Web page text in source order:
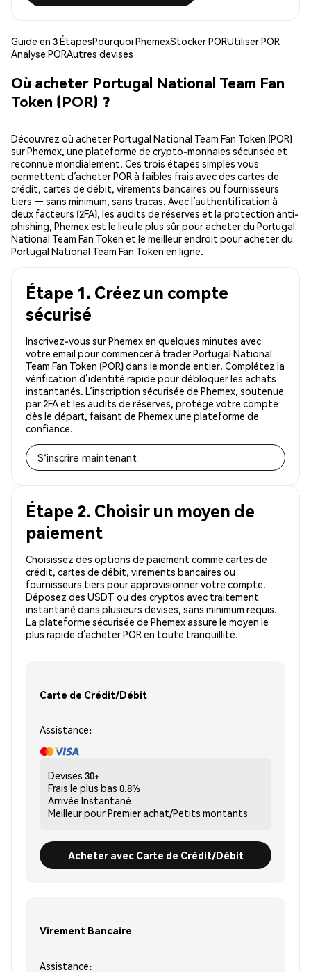
Guide en 3 ÉtapesPourquoi PhemexStocker PORUtiliser POR
Analyse PORAutres devises
Où acheter Portugal National Team Fan
Token (POR) ?
Découvrez où acheter Portugal National Team Fan Token (POR)
sur Phemex, une plateforme de crypto-monnaies sécurisée et
reconnue mondialement. Ces trois étapes simples vous
permettent d’acheter POR à faibles frais avec des cartes de
crédit, cartes de débit, virements bancaires ou fournisseurs
tiers — sans minimum, sans tracas. Avec l’authentification à
deux facteurs (2FA), les audits de réserves et la protection anti-
phishing, Phemex est le lieu le plus sûr pour acheter du Portugal
National Team Fan Token et le meilleur endroit pour acheter du
Portugal National Team Fan Token en ligne.
Étape 1. Créez un compte
sécurisé
Inscrivez-vous sur Phemex en quelques minutes avec
votre email pour commencer à trader Portugal National
Team Fan Token (POR) dans le monde entier. Complétez la
vérification d’identité rapide pour débloquer les achats
instantanés. L’inscription sécurisée de Phemex, soutenue
par 2FA et les audits de réserves, protège votre compte
dès le départ, faisant de Phemex une plateforme de
confiance.
S'inscrire maintenant
Étape 2. Choisir un moyen de
paiement
Choisissez des options de paiement comme cartes de
crédit, cartes de débit, virements bancaires ou
fournisseurs tiers pour approvisionner votre compte.
Déposez des USDT ou des cryptos avec traitement
instantané dans plusieurs devises, sans minimum requis.
La plateforme sécurisée de Phemex assure le moyen le
plus rapide d’acheter POR en toute tranquillité.
Carte de Crédit/Débit
Assistance:
Devises 30+
Frais le plus bas 0.8%
Arrivée Instantané
Meilleur pourPremier achat/Petits montants
Acheter avec Carte de Crédit/Débit
Virement Bancaire
Assistance: